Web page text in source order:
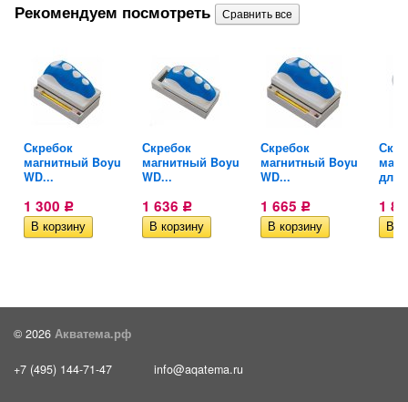
Рекомендуем посмотреть
Скребок
магнитный Boyu
WD...
1 300 Р
Скребок
магнитный Boyu
WD...
1 636 Р
Скребок
магнитный Boyu
WD...
1 665 Р 1
© 2026 Акватема.рф
+7 (495) 144-71-47 info@aqatema.ru